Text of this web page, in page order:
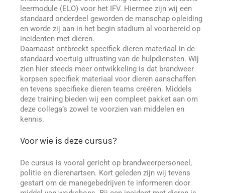
leermodule (ELO) voor het IFV. Hiermee zijn wij een
standaard onderdeel geworden de manschap opleiding
en worde zij aan in het begin stadium al voorbereid op
incidenten met dieren.
Daarnaast ontbreekt specifiek dieren materiaal in de
standaard voertuig uitrusting van de hulpdiensten. Wij
zien hier steeds meer ontwikkeling is dat brandweer
korpsen specifiek materiaal voor dieren aanschaffen
en tevens specifieke dieren teams creëren. Middels
deze training bieden wij een compleet pakket aan om
deze collega’s zowel te voorzien van middelen en
kennis.
Voor wie is deze cursus?
De cursus is vooral gericht op brandweerpersoneel,
politie en dierenartsen. Kort geleden zijn wij tevens
gestart om de manegebedrijven te informeren door